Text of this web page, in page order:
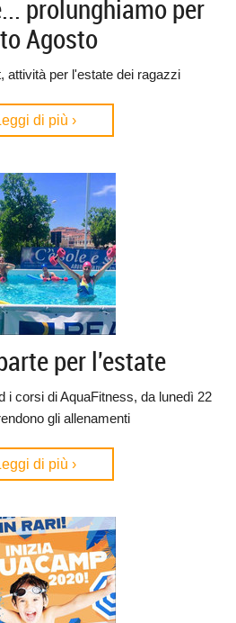
prolunghiamo per
Agosto
attività per l'estate dei ragazzi
di più ›
per l'estate
i corsi di AquaFitness, da lunedì 22
gli allenamenti
di più ›